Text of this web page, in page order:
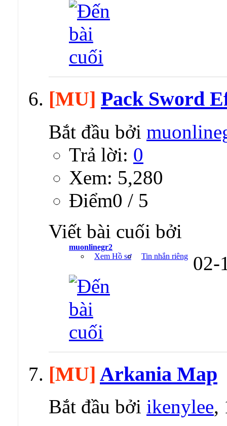
[MU] Pack Sword
Bắt đầu bởi
Trả lời: 0
Xem: 5,280
Ðiểm0 / 5
Viết bài cuối bởi
muonlinegr2
Xem Hồ sơ
Tin nhắn riêng 02-
[MU] Arkania Map
Bắt đầu bởi ikenylee,